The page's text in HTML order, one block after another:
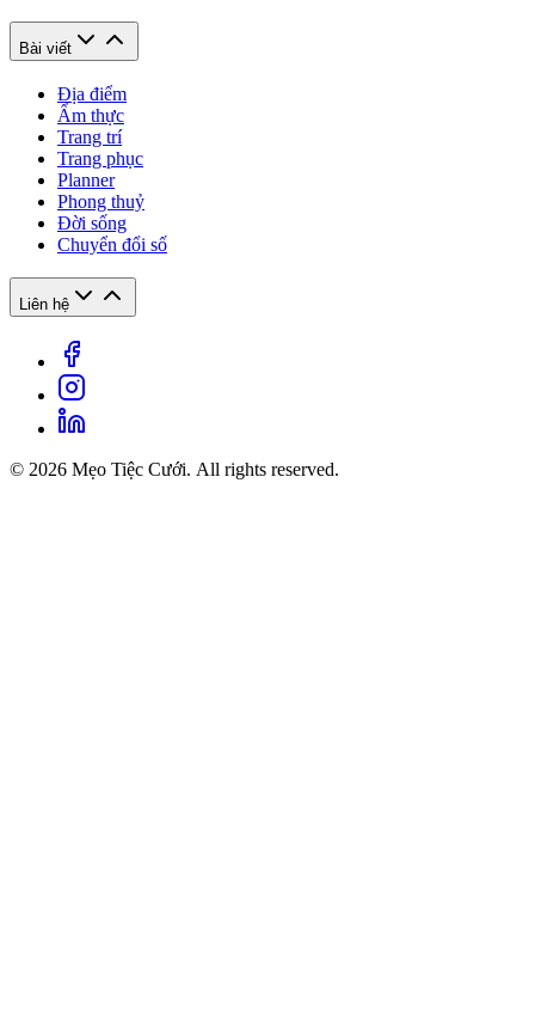
Bài viết
Địa điểm
Ẩm thực
Trang trí
Trang phục
Planner
Phong thuỷ
Đời sống
Chuyển đổi số
Liên hệ
© 2026 Mẹo Tiệc Cưới. All rights reserved.